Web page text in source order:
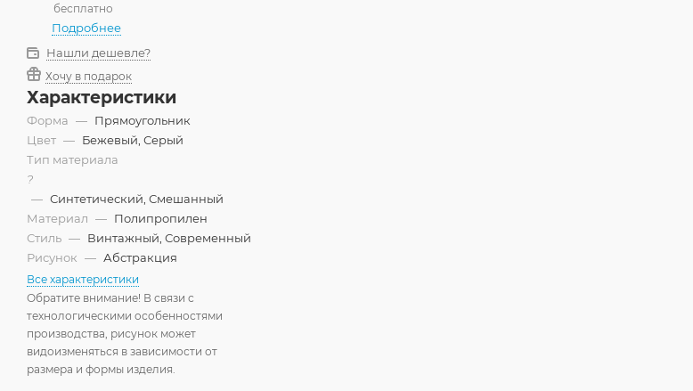
бесплатно
Подробнее
Нашли дешевле?
Хочу в подарок
Характеристики
Форма — Прямоугольник
Цвет — Бежевый, Серый
Тип материала
?
— Синтетический, Смешанный
Материал — Полипропилен
Стиль — Винтажный, Современный
Рисунок — Абстракция
Все характеристики
Обратите внимание! В связи с
технологическими особенностями
производства, рисунок может
видоизменяться в зависимости от
размера и формы изделия.